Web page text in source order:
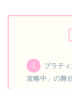
プラテ
攻略中」の舞